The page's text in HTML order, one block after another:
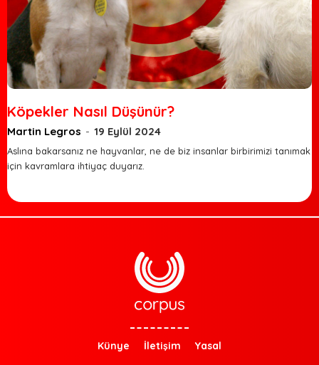
Köpekler Nasıl Düşünür?
Martin Legros - 19 Eylül 2024
Aslına bakarsanız ne hayvanlar, ne de biz insanlar birbirimizi tanımak
için kavramlara ihtiyaç duyarız.
Künye İletişim Yasal